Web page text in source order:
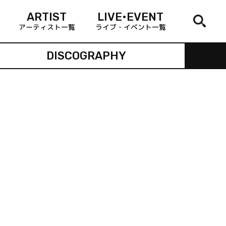
ARTIST
アーティスト一覧
LIVE•EVENT
ライブ・イベント一覧
DISCOGRAPHY